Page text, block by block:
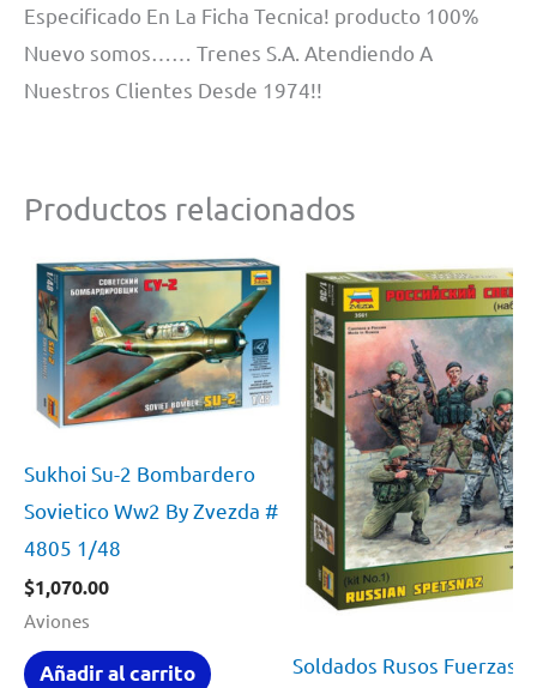
Especificado En La Ficha Tecnica! producto 100%
Nuevo somos…… Trenes S.A. Atendiendo A
Nuestros Clientes Desde 1974!!
Productos relacionados
Sukhoi Su-2 Bombardero
Sovietico Ww2 By Zvezda #
4805 1/48
$1,070.00
Aviones
Añadir al carrito
Soldados Rusos Fuerzas